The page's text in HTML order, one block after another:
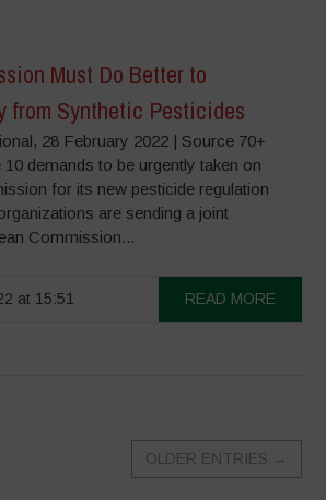
Must Do Better to
from Synthetic Pesticides
28 February 2022 | Source 70+
demands to be urgently taken on
for its new pesticide regulation
are sending a joint
Commission...
at 15:51 READ MORE
OLDER ENTRIES →